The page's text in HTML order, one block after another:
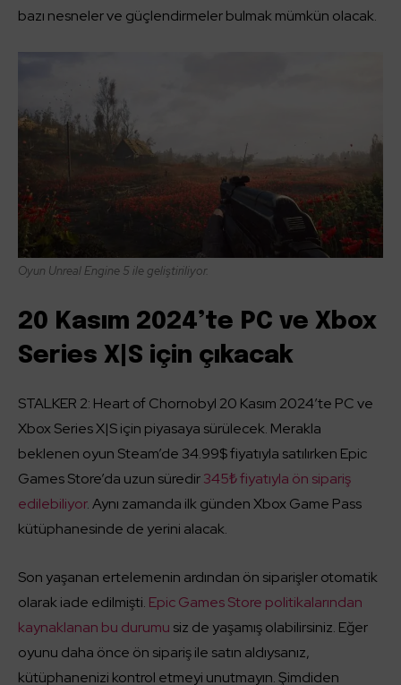
bazı nesneler ve güçlendirmeler bulmak mümkün olacak.
Oyun Unreal Engine 5 ile geliştiriliyor.
20 Kasım 2024’te PC ve Xbox
Series X|S için çıkacak
STALKER 2: Heart of Chornobyl 20 Kasım 2024’te PC ve
Xbox Series X|S için piyasaya sürülecek. Merakla
beklenen oyun Steam’de 34.99$ fiyatıyla satılırken Epic
Games Store’da uzun süredir345₺ fiyatıyla ön sipariş
edilebiliyor. Aynı zamanda ilk günden Xbox Game Pass
kütüphanesinde de yerini alacak.
Son yaşanan ertelemenin ardından ön siparişler otomatik
olarak iade edilmişti. Epic Games Store politikalarından
kaynaklanan bu durumu siz de yaşamış olabilirsiniz. Eğer
oyunu daha önce ön sipariş ile satın aldıysanız,
kütüphanenizi kontrol etmeyi unutmayın. Şimdiden